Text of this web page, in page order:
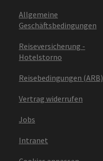
Allgemeine
Geschäftsbedingungen
Reiseversicherung -
Hotelstorno
Reisebedingungen (ARB)
Vertrag widerrufen
Jobs
Intranet